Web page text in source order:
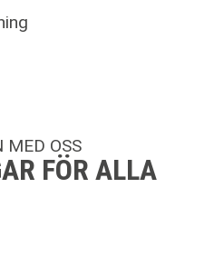
MED OSS
FÖR ALLA